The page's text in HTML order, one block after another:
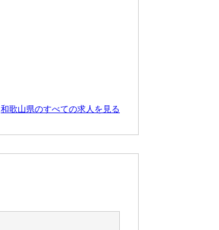
和歌山県のすべての求人を見る